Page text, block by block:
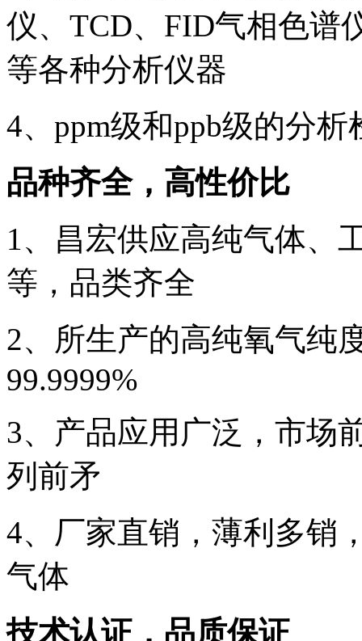
仪、TCD、FID气相色谱
等各种分析仪器
4、ppm级和ppb级的分
品种齐全，高性价比
1、昌宏供应高纯气体、
等，品类齐全
2、所生产的高纯氧气纯
99.9999%
3、产品应用广泛，市场
列前矛
4、厂家直销，薄利多销
气体
技术认证，品质保证